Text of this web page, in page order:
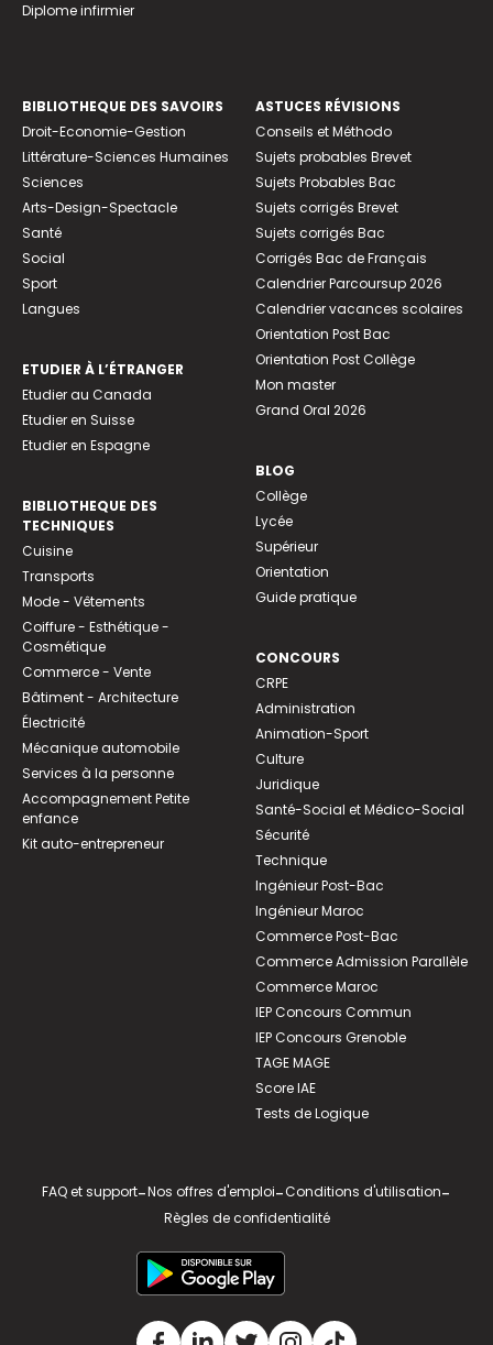
Diplome infirmier
BIBLIOTHEQUE DES SAVOIRS
Droit-Economie-Gestion
Littérature-Sciences Humaines
Sciences
Arts-Design-Spectacle
Santé
Social
Sport
Langues
ETUDIER À L’ÉTRANGER
Etudier au Canada
Etudier en Suisse
Etudier en Espagne
BIBLIOTHEQUE DES
TECHNIQUES
Cuisine
Transports
Mode - Vêtements
Coiffure - Esthétique -
Cosmétique
Commerce - Vente
Bâtiment - Architecture
Électricité
Mécanique automobile
Services à la personne
Accompagnement Petite
enfance
Kit auto-entrepreneur
ASTUCES RÉVISIONS
Conseils et Méthodo
Sujets probables Brevet
Sujets Probables Bac
Sujets corrigés Brevet
Sujets corrigés Bac
Corrigés Bac de Français
Calendrier Parcoursup 2026
Calendrier vacances scolaires
Orientation Post Bac
Orientation Post Collège
Mon master
Grand Oral 2026
BLOG
Collège
Lycée
Supérieur
Orientation
Guide pratique
CONCOURS
CRPE
Administration
Animation-Sport
Culture
Juridique
Santé-Social et Médico-Social
Sécurité
Technique
Ingénieur Post-Bac
Ingénieur Maroc
Commerce Post-Bac
Commerce Admission Parallèle
Commerce Maroc
IEP Concours Commun
IEP Concours Grenoble
TAGE MAGE
Score IAE
Tests de Logique
FAQ et support-Nos offres d'emploi-Conditions d'utilisation-
Règles de confidentialité